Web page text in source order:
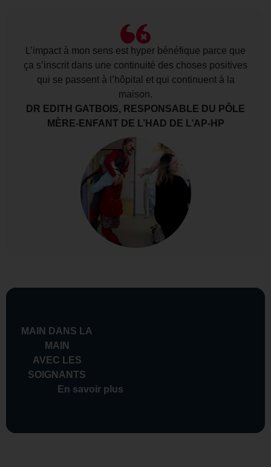
L’impact à mon sens est hyper bénéfique parce que
ça s’inscrit dans une continuité des choses positives
qui se passent à l’hôpital et qui continuent à la
maison.
DR EDITH GATBOIS, RESPONSABLE DU PÔLE
MÈRE-ENFANT DE L’HAD DE L’AP-HP
MAIN DANS LA
MAIN
AVEC LES
SOIGNANTS
En savoir plus